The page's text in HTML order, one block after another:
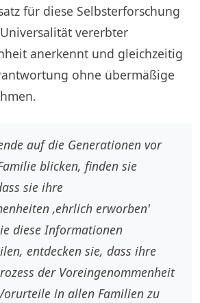
für diese Selbsterforschung
vererbter
anerkennt und gleichzeitig
ohne übermäßige
auf die Generationen vor
blicken, finden sie
sie ihre
‚ehrlich erworben'
diese Informationen
entdecken sie, dass ihre
der Voreingenommenheit
in allen Familien zu